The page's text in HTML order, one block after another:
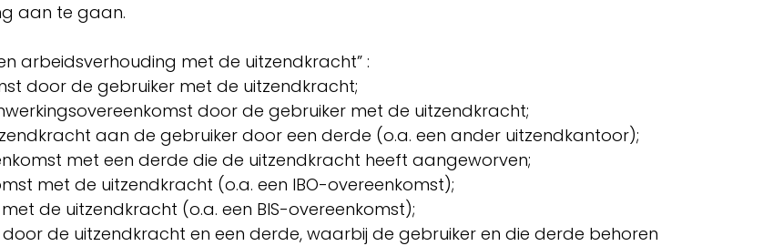
aan te gaan.
arbeidsverhouding met de uitzendkracht” :
door de gebruiker met de uitzendkracht;
door de gebruiker met de uitzendkracht;
aan de gebruiker door een derde (o.a. een ander uitzendkantoor);
met een derde die de uitzendkracht heeft aangeworven;
met de uitzendkracht (o.a. een IBO-overeenkomst);
de uitzendkracht (o.a. een BIS-overeenkomst);
de uitzendkracht en een derde, waarbij de gebruiker en die derde behoren